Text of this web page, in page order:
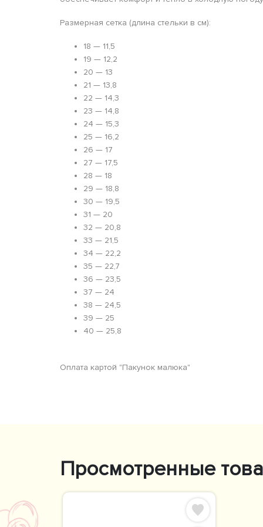
Размерная сетка (длина стельки в см):
18 — 11,5
19 — 12,2
20 — 13
21 — 13,8
22 — 14,3
23 — 14,8
24 — 15,3
25 — 16,2
26 — 17
27 — 17,5
28 — 18
29 — 18,8
30 — 19,5
31 — 20
32 — 20,8
33 — 21,5
34 — 22,2
35 — 22,7
36 — 23,5
37 — 24
38 — 24,5
39 — 25
40 — 25,8
Оплата картой "Пакунок малюка"
Просмотренные